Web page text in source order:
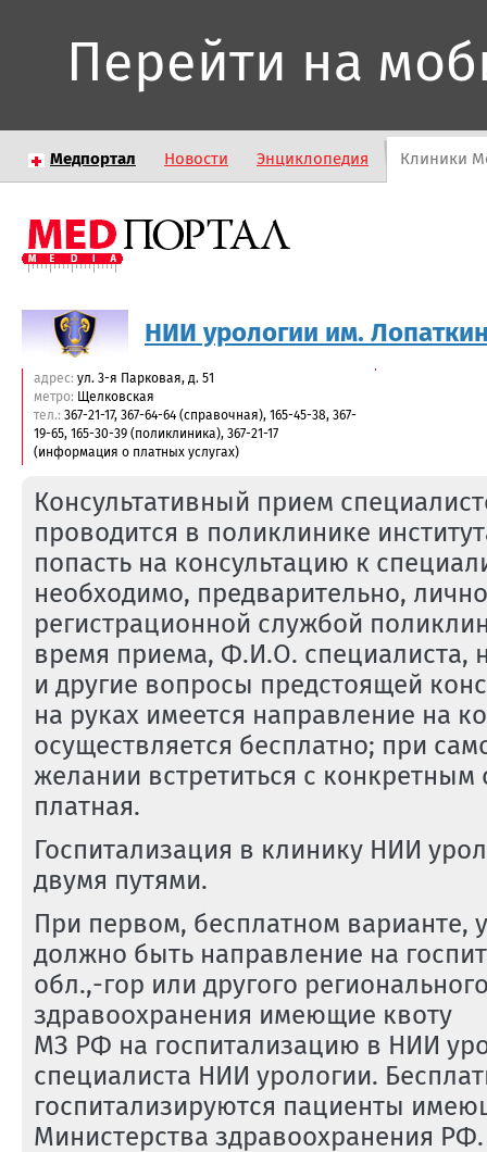
Перейти на
Медпортал Новости Энциклопедия Клиники
НИИ урологии им.
адрес: ул. 3-я Парковая, д. 51
метро: Щелковская
тел.: 367-21-17, 367-64-64 (справочная), 165-45-38, 367-
19-65, 165-30-39 (поликлиника), 367-21-17
(информация о платных услугах)
Консультативный прием
проводится в поликлинике
попасть на консультацию к
необходимо, предварительно,
регистрационной службой
время приема, Ф.И.О. специалиста,
и другие вопросы предстоящей
на руках имеется направление на
осуществляется бесплатно; при
желании встретиться с
платная.
Госпитализация в клинику НИИ
двумя путями.
При первом, бесплатном варианте,
должно быть направление на
обл.,-гор или другого
здравоохранения имеющие квоту
МЗ РФ на госпитализацию в НИИ
специалиста НИИ урологии.
госпитализируются пациенты
Министерства здравоохранения